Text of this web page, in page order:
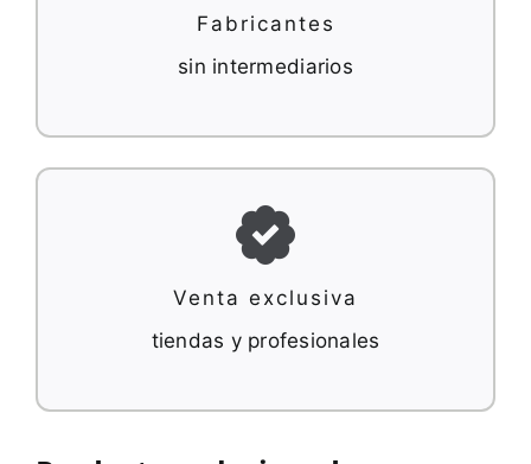
Fabricantes
sin intermediarios
Venta exclusiva
tiendas y profesionales